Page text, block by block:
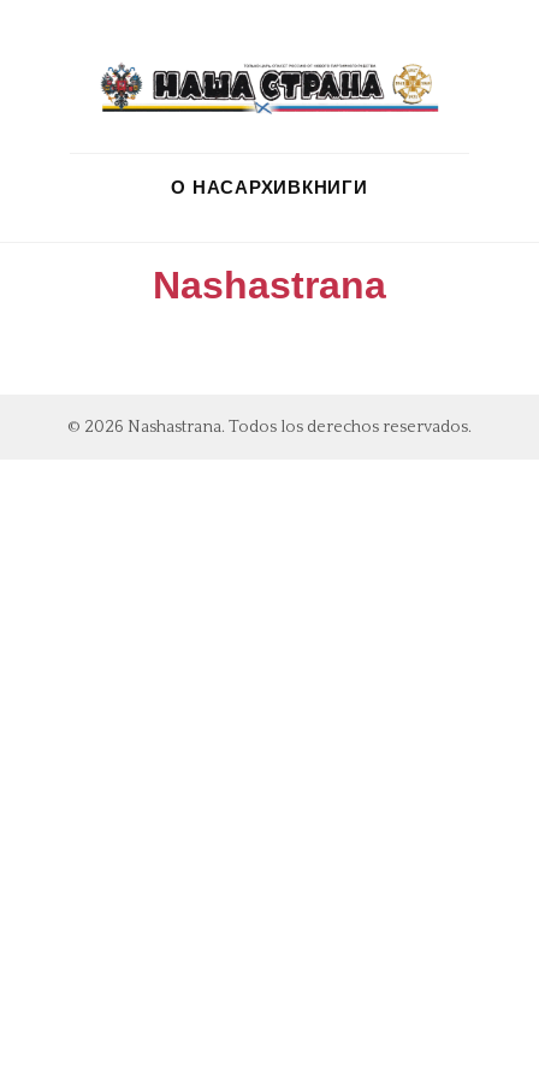
О НАСАРХИВКНИГИ
Nashastrana
© 2026 Nashastrana. Todos los derechos reservados.